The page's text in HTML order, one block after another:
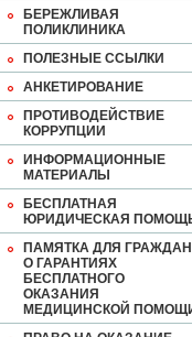
БЕРЕЖЛИВАЯ
ПОЛИКЛИНИКА
ПОЛЕЗНЫЕ ССЫЛКИ
АНКЕТИРОВАНИЕ
ПРОТИВОДЕЙСТВИЕ
КОРРУПЦИИ
ИНФОРМАЦИОННЫЕ
МАТЕРИАЛЫ
БЕСПЛАТНАЯ
ЮРИДИЧЕСКАЯ
ПАМЯТКА ДЛЯ ГРАЖДАН
О ГАРАНТИЯХ
БЕСПЛАТНОГО
ОКАЗАНИЯ
МЕДИЦИНСКОЙ